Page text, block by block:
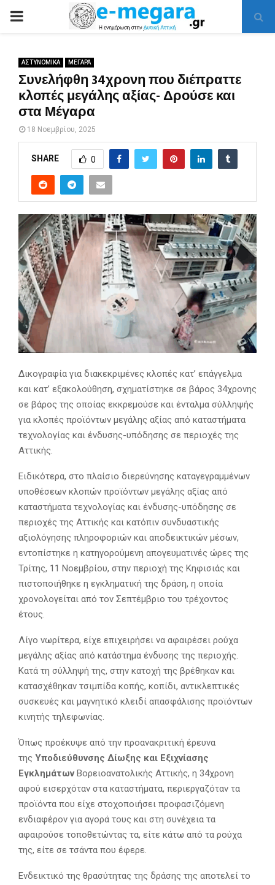
PRIMARY
ΑΣΤΥΝΟΜΙΚΑ ΜΕΓΑΡΑ
Συνελήφθη 34χρονη που διέπραττε
κλοπές μεγάλης αξίας- Δρούσε και
στα Μέγαρα
18 Νοεμβρίου, 2025
SHARE 0
Δικογραφία για διακεκριμένες κλοπές κατ’ επάγγελμα
και κατ’ εξακολούθηση, σχηματίστηκε σε βάρος 34χρονης
σε βάρος της οποίας εκκρεμούσε και ένταλμα σύλληψής
για κλοπές προϊόντων μεγάλης αξίας από καταστήματα
τεχνολογίας και ένδυσης-υπόδησης σε περιοχές της
Αττικής.
Ειδικότερα, στο πλαίσιο διερεύνησης καταγεγραμμένων
υποθέσεων κλοπών προϊόντων μεγάλης αξίας από
καταστήματα τεχνολογίας και ένδυσης-υπόδησης σε
περιοχές της Αττικής και κατόπιν συνδυαστικής
αξιολόγησης πληροφοριών και αποδεικτικών μέσων,
εντοπίστηκε η κατηγορούμενη απογευματινές ώρες της
Τρίτης, 11 Νοεμβρίου, στην περιοχή της Κηφισιάς και
πιστοποιήθηκε η εγκληματική της δράση, η οποία
χρονολογείται από τον Σεπτέμβριο του τρέχοντος
έτους.
Λίγο νωρίτερα, είχε επιχειρήσει να αφαιρέσει ρούχα
μεγάλης αξίας από κατάστημα ένδυσης της περιοχής.
Κατά τη σύλληψή της, στην κατοχή της βρέθηκαν και
κατασχέθηκαν τσιμπίδα κοπής, κοπίδι, αντικλεπτικές
συσκευές και μαγνητικό κλειδί απασφάλισης προϊόντων
κινητής τηλεφωνίας.
Όπως προέκυψε από την προανακριτική έρευνα
της Υποδιεύθυνσης Δίωξης και Εξιχνίασης
ΕγκλημάτωνΒορειοανατολικής Αττικής, η 34χρονη
αφού εισερχόταν στα καταστήματα, περιεργαζόταν τα
προϊόντα που είχε στοχοποιήσει προφασιζόμενη
ενδιαφέρον για αγορά τους και στη συνέχεια τα
αφαιρούσε τοποθετώντας τα, είτε κάτω από τα ρούχα
της, είτε σε τσάντα που έφερε.
Ενδεικτικό της θρασύτητας της δράσης της αποτελεί το